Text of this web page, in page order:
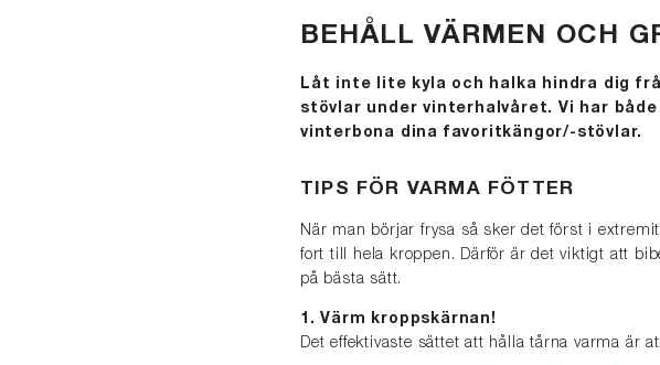
BEHÅLL VÄRMEN OCH
Låt inte lite kyla och halka hindra dig
stövlar under vinterhalvåret. Vi har
vinterbona dina favoritkängor/-stövlar.
TIPS FÖR VARMA FÖTTER
När man börjar frysa så sker det först i
fort till hela kroppen. Därför är det viktigt att
på bästa sätt.
1. Värm kroppskärnan!
Det effektivaste sättet att hålla tårna varma är